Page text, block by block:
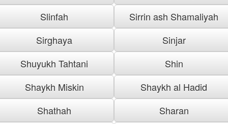
Slinfah
Sirrin ash Shamaliyah
Sirghaya
Sinjar
Shuyukh Tahtani
Shin
Shaykh Miskin
Shaykh al Hadid
Shathah
Sharan